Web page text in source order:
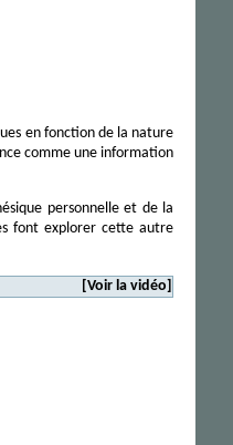
en fonction de la nature
comme une information
personnelle et de la
font explorer cette autre
[Voir la vidéo]